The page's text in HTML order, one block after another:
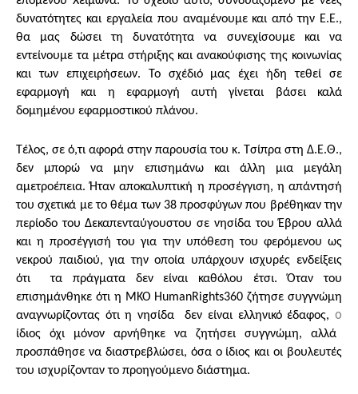
δυνατότητες και εργαλεία που αναμένουμε και από την Ε.Ε.,
θα μας δώσει τη δυνατότητα να συνεχίσουμε και να
εντείνουμε τα μέτρα στήριξης και ανακούφισης της κοινωνίας
και των επιχειρήσεων. Το σχέδιό μας έχει ήδη τεθεί σε
εφαρμογή και η εφαρμογή αυτή γίνεται βάσει καλά
δομημένου εφαρμοστικού πλάνου.
Τέλος, σε ό,τι αφορά στην παρουσία του κ. Τσίπρα στη Δ.Ε.Θ.,
δεν μπορώ να μην επισημάνω και άλλη μια μεγάλη
αμετροέπεια. Ήταν αποκαλυπτική η προσέγγιση, η απάντησή
του σχετικά με το θέμα των 38 προσφύγων που βρέθηκαν την
περίοδο του Δεκαπενταύγουστου σε νησίδα του Έβρου αλλά
και η προσέγγισή του για την υπόθεση του φερόμενου ως
νεκρού παιδιού, για την οποία υπάρχουν ισχυρές ενδείξεις
ότι τα πράγματα δεν είναι καθόλου έτσι. Όταν του
επισημάνθηκε ότι η ΜΚΟ HumanRights360 ζήτησε συγγνώμη
αναγνωρίζοντας ότι η νησίδα δεν είναι ελληνικό έδαφος, ο
ίδιος όχι μόνον αρνήθηκε να ζητήσει συγγνώμη, αλλά
προσπάθησε να διαστρεβλώσει, όσα ο ίδιος και οι βουλευτές
του ισχυρίζονταν το προηγούμενο διάστημα.